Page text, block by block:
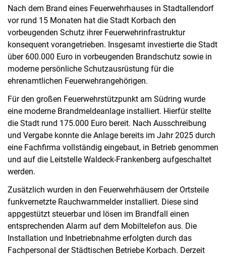
Nach dem Brand eines Feuerwehrhauses in Stadtallendorf
vor rund 15 Monaten hat die Stadt Korbach den
vorbeugenden Schutz ihrer Feuerwehrinfrastruktur
konsequent vorangetrieben. Insgesamt investierte die Stadt
über 600.000 Euro in vorbeugenden Brandschutz sowie in
moderne persönliche Schutzausrüstung für die
ehrenamtlichen Feuerwehrangehörigen.
Für den großen Feuerwehrstützpunkt am Südring wurde
eine moderne Brandmeldeanlage installiert. Hierfür stellte
die Stadt rund 175.000 Euro bereit. Nach Ausschreibung
und Vergabe konnte die Anlage bereits im Jahr 2025 durch
eine Fachfirma vollständig eingebaut, in Betrieb genommen
und auf die Leitstelle Waldeck-Frankenberg aufgeschaltet
werden.
Zusätzlich wurden in den Feuerwehrhäusern der Ortsteile
funkvernetzte Rauchwarnmelder installiert. Diese sind
appgestützt steuerbar und lösen im Brandfall einen
entsprechenden Alarm auf dem Mobiltelefon aus. Die
Installation und Inbetriebnahme erfolgten durch das
Fachpersonal der Städtischen Betriebe Korbach. Derzeit